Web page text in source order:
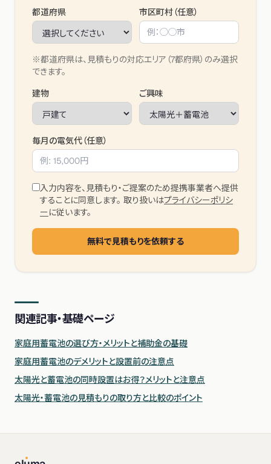
都道府県 市区町村（任意）
※都道府県は、見積もりの対応エリア（7都府県）のみ選択
できます。
建物
ご興味
毎月の電気代（任意）
入力内容を、見積もり・ご提案のため提携事業者へ提供
することに同意します。 取り扱いはプライバシーポリシ
ーに従います。
無料で見積もりを依頼する
関連記事・基礎ページ
家庭用蓄電池の選び方・メリットと補助金の基礎
家庭用蓄電池のデメリットと設置前の注意点
太陽光と蓄電池の同時設置はお得？メリットと注意点
太陽光・蓄電池の見積もりの取り方と比較のポイント